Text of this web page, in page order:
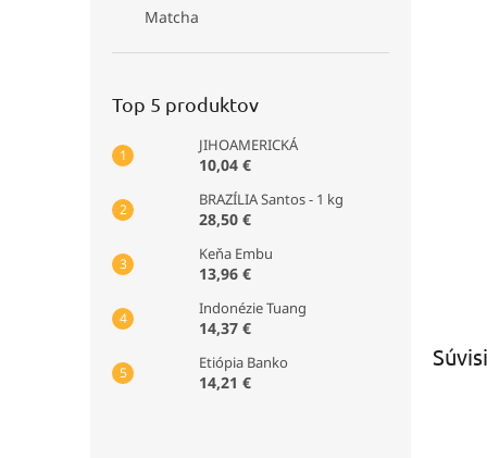
Matcha
Top 5 produktov
JIHOAMERICKÁ
10,04 €
BRAZÍLIA Santos - 1 kg
28,50 €
Keňa Embu
13,96 €
Indonézie Tuang
14,37 €
Etiópia Banko
14,21 €